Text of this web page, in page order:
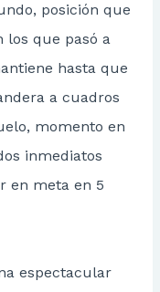
posición que
los que pasó a
hasta que
a cuadros
momento en
inmediatos
en meta en 5
espectacular